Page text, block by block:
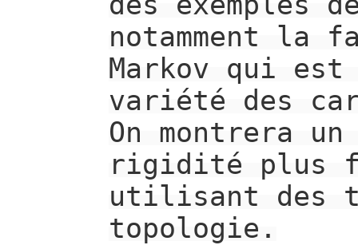
notamment la
Markov qui
variété des
On montrera
rigidité plus
utilisant des
topologie.